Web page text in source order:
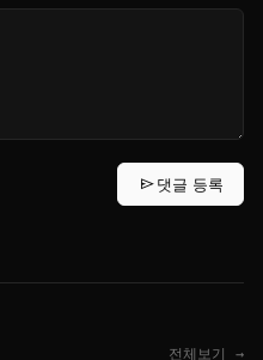
send댓글 등록
전체보기 →